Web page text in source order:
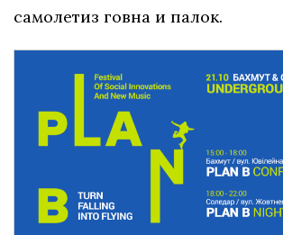
самолет​​из ​​говна​​ и ​​палок.